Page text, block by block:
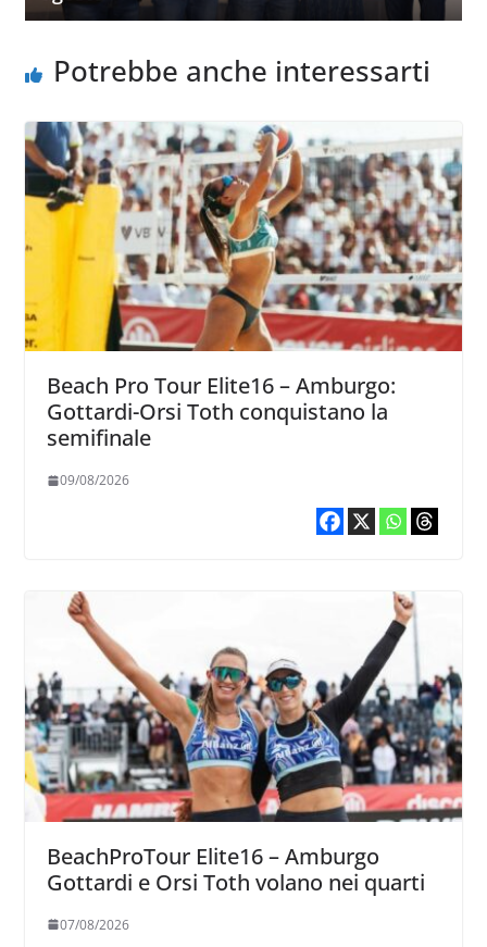
Potrebbe anche interessarti
Beach Pro Tour Elite16 – Amburgo:
Gottardi-Orsi Toth conquistano la
semifinale
09/08/2026
BeachProTour Elite16 – Amburgo
Gottardi e Orsi Toth volano nei quarti
07/08/2026